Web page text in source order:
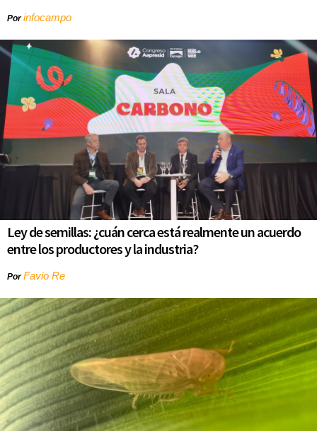
Porinfocampo
Ley de semillas: ¿cuán cerca está realmente un acuerdo
entre los productores y la industria?
PorFavio Re